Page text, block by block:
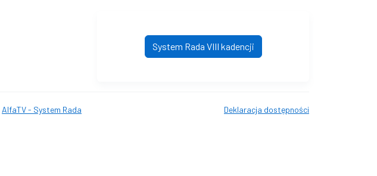
System Rada VIII kadencji
AlfaTV - System Rada Deklaracja dostępności